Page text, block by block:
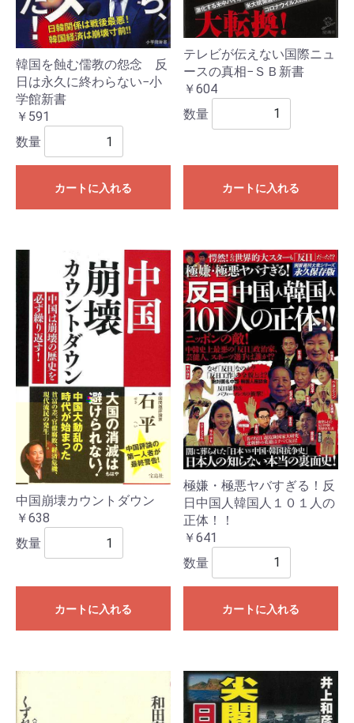
韓国を蝕む儒教の怨念 反
日は永久に終わらない−小
学館新書
￥591
数量
カートに入れる
テレビが伝えない国際ニュ
ースの真相−ＳＢ新書
￥604
数量
カートに入れる
中国崩壊カウントダウン
￥638
数量
カートに入れる
極嫌・極悪ヤバすぎる！反
日中国人韓国人１０１人の
正体！！
￥641
数量
カートに入れる